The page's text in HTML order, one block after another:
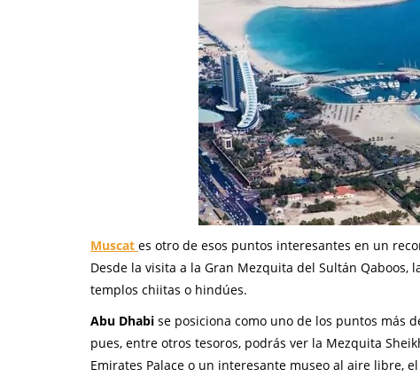
Muscat es otro de esos puntos interesantes en un
Desde la visita a la Gran Mezquita del Sultán
templos chiitas o hindúes.
Abu Dhabi se posiciona como uno de los puntos más
pues, entre otros tesoros, podrás ver la Mezquita
Emirates Palace o un interesante museo al aire libre,